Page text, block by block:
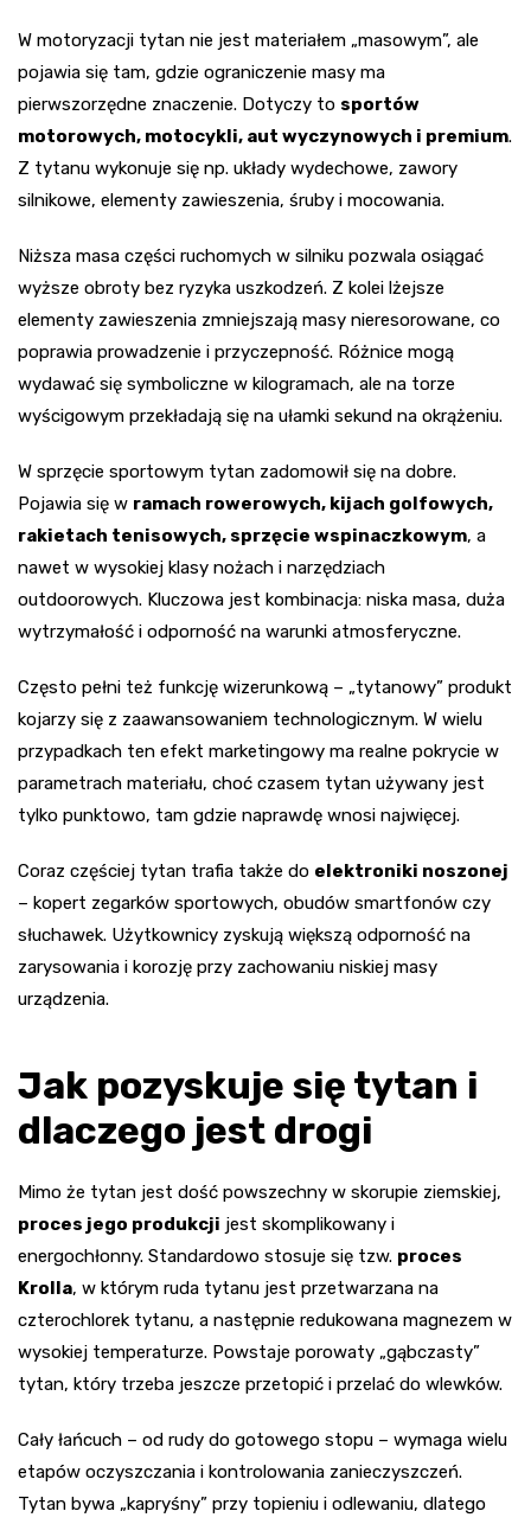
W motoryzacji tytan nie jest materiałem „masowym”, ale
pojawia się tam, gdzie ograniczenie masy ma
pierwszorzędne znaczenie. Dotyczy to sportów
motorowych, motocykli, aut wyczynowych i premium.
Z tytanu wykonuje się np. układy wydechowe, zawory
silnikowe, elementy zawieszenia, śruby i mocowania.
Niższa masa części ruchomych w silniku pozwala osiągać
wyższe obroty bez ryzyka uszkodzeń. Z kolei lżejsze
elementy zawieszenia zmniejszają masy nieresorowane, co
poprawia prowadzenie i przyczepność. Różnice mogą
wydawać się symboliczne w kilogramach, ale na torze
wyścigowym przekładają się na ułamki sekund na okrążeniu.
W sprzęcie sportowym tytan zadomowił się na dobre.
Pojawia się w ramach rowerowych, kijach golfowych,
rakietach tenisowych, sprzęcie wspinaczkowym, a
nawet w wysokiej klasy nożach i narzędziach
outdoorowych. Kluczowa jest kombinacja: niska masa, duża
wytrzymałość i odporność na warunki atmosferyczne.
Często pełni też funkcję wizerunkową – „tytanowy” produkt
kojarzy się z zaawansowaniem technologicznym. W wielu
przypadkach ten efekt marketingowy ma realne pokrycie w
parametrach materiału, choć czasem tytan używany jest
tylko punktowo, tam gdzie naprawdę wnosi najwięcej.
Coraz częściej tytan trafia także do elektroniki noszonej
– kopert zegarków sportowych, obudów smartfonów czy
słuchawek. Użytkownicy zyskują większą odporność na
zarysowania i korozję przy zachowaniu niskiej masy
urządzenia.
Jak pozyskuje się tytan i
dlaczego jest drogi
Mimo że tytan jest dość powszechny w skorupie ziemskiej,
proces jego produkcji jest skomplikowany i
energochłonny. Standardowo stosuje się tzw. proces
Krolla, w którym ruda tytanu jest przetwarzana na
czterochlorek tytanu, a następnie redukowana magnezem w
wysokiej temperaturze. Powstaje porowaty „gąbczasty”
tytan, który trzeba jeszcze przetopić i przelać do wlewków.
Cały łańcuch – od rudy do gotowego stopu – wymaga wielu
etapów oczyszczania i kontrolowania zanieczyszczeń.
Tytan bywa „kapryśny” przy topieniu i odlewaniu, dlatego